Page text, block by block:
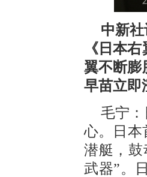
中新
《日本
翼不断膨
早苗立即
毛宁
心。日本
潜艇，鼓
武器”。